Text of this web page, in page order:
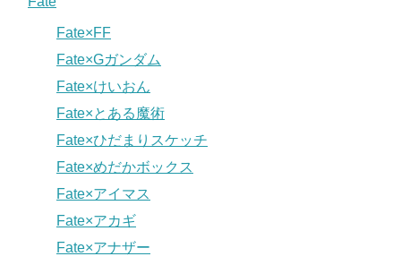
Fate×FF
Fate×Gガンダム
Fate×けいおん
Fate×とある魔術
Fate×ひだまりスケッチ
Fate×めだかボックス
Fate×アイマス
Fate×アカギ
Fate×アナザー